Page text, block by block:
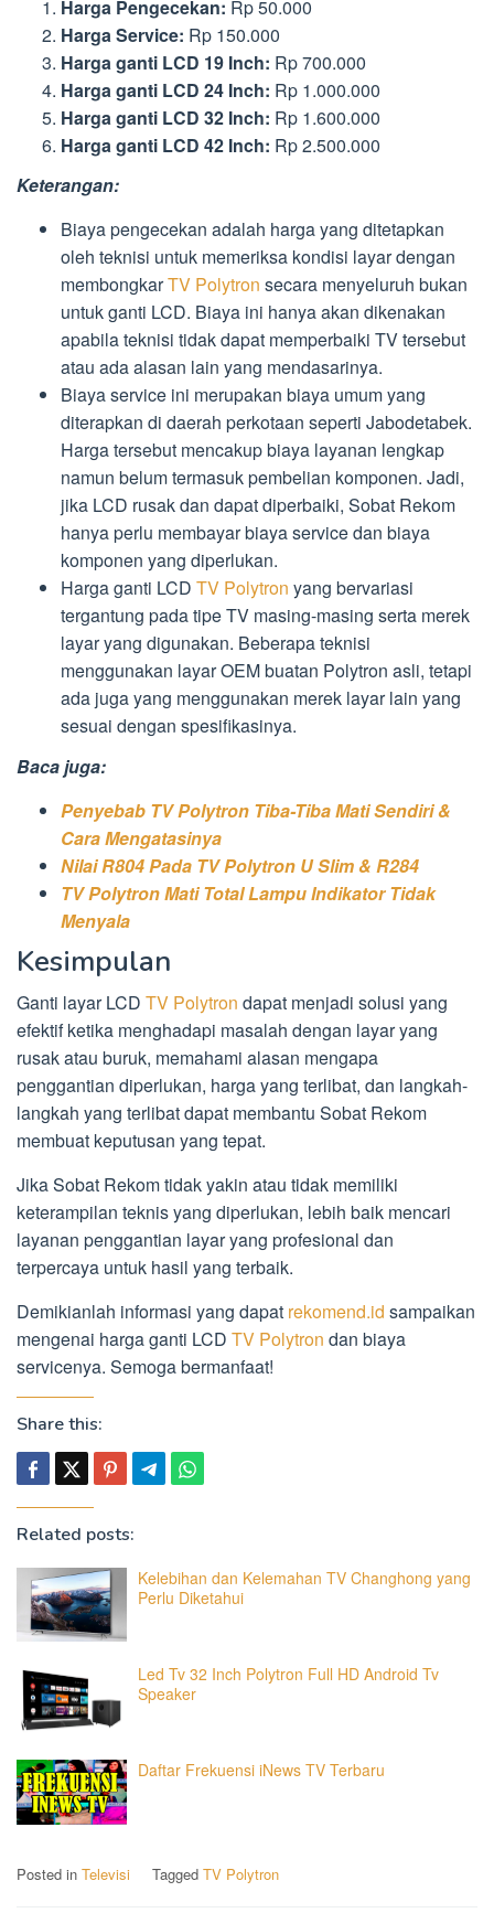
Harga Pengecekan: Rp 50.000
Harga Service: Rp 150.000
Harga ganti LCD 19 Inch: Rp 700.000
Harga ganti LCD 24 Inch: Rp 1.000.000
Harga ganti LCD 32 Inch: Rp 1.600.000
Harga ganti LCD 42 Inch: Rp 2.500.000
Keterangan:
Biaya pengecekan adalah harga yang ditetapkan
oleh teknisi untuk memeriksa kondisi layar dengan
membongkarTV Polytron secara menyeluruh bukan
untuk ganti LCD. Biaya ini hanya akan dikenakan
apabila teknisi tidak dapat memperbaiki TV tersebut
atau ada alasan lain yang mendasarinya.
Biaya service ini merupakan biaya umum yang
diterapkan di daerah perkotaan seperti Jabodetabek.
Harga tersebut mencakup biaya layanan lengkap
namun belum termasuk pembelian komponen. Jadi,
jika LCD rusak dan dapat diperbaiki, Sobat Rekom
hanya perlu membayar biaya service dan biaya
komponen yang diperlukan.
Harga ganti LCD TV Polytron yang bervariasi
tergantung pada tipe TV masing-masing serta merek
layar yang digunakan. Beberapa teknisi
menggunakan layar OEM buatan Polytron asli, tetapi
ada juga yang menggunakan merek layar lain yang
sesuai dengan spesifikasinya.
Baca juga:
Penyebab TV Polytron Tiba-Tiba Mati Sendiri &
Cara Mengatasinya
Nilai R804 Pada TV Polytron U Slim & R284
TV Polytron Mati Total Lampu Indikator Tidak
Menyala
Kesimpulan
Ganti layar LCD TV Polytron dapat menjadi solusi yang
efektif ketika menghadapi masalah dengan layar yang
rusak atau buruk, memahami alasan mengapa
penggantian diperlukan, harga yang terlibat, dan langkah-
langkah yang terlibat dapat membantu Sobat Rekom
membuat keputusan yang tepat.
Jika Sobat Rekom tidak yakin atau tidak memiliki
keterampilan teknis yang diperlukan, lebih baik mencari
layanan penggantian layar yang profesional dan
terpercaya untuk hasil yang terbaik.
Demikianlah informasi yang dapat rekomend.id sampaikan
mengenai harga ganti LCD TV Polytron dan biaya
servicenya. Semoga bermanfaat!
Share this:
Related posts:
Kelebihan dan Kelemahan TV Changhong yang
Perlu Diketahui
Led Tv 32 Inch Polytron Full HD Android Tv
Speaker
Daftar Frekuensi iNews TV Terbaru
Posted in Televisi Tagged TV Polytron